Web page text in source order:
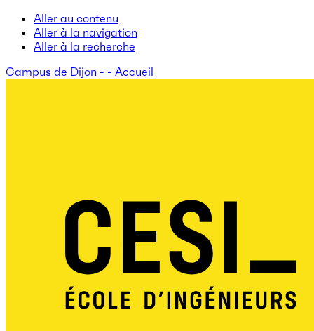
Aller au contenu
Aller à la navigation
Aller à la recherche
Campus de Dijon - - Accueil